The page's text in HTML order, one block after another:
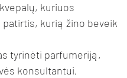
kuriuos
kurią žino beveik
tyrinėti parfumeriją,
konsultantui,